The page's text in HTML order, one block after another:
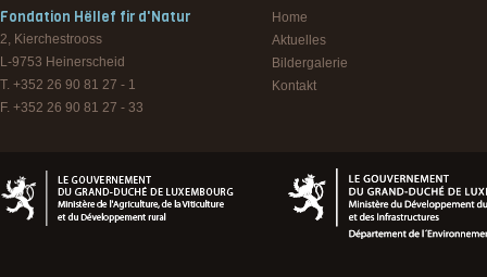
Fondation Hëllef fir d'Natur
2, Kierchestrooss
L-9753 Heinerscheid
T. +352 26 90 81 27 - 1
F. +352 26 90 81 27 - 33
Home
Aktuelles
Bildergalerie
Kontakt